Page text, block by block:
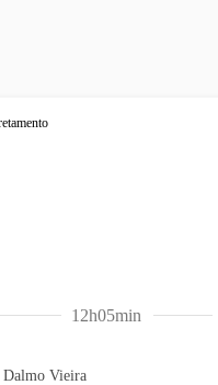
Dalmo Vieira
12h05min